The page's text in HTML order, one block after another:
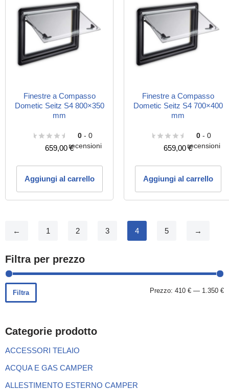
Finestre a Compasso
Dometic Seitz S4 800×350
mm
0- 0
recensioni
659,00€
Aggiungi al carrello
Finestre a Compasso
Dometic Seitz S4 700×400
mm
0- 0
recensioni
659,00€
Aggiungi al carrello
← 1 2 3 4 5 →
Filtra per prezzo
Filtra Prezzo: 410 € — 1.350 €
Categorie prodotto
ACCESSORI TELAIO
ACQUA E GAS CAMPER
ALLESTIMENTO ESTERNO CAMPER